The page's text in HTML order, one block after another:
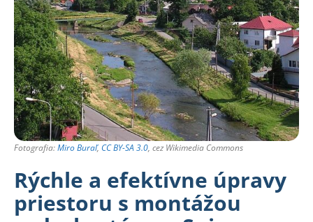
Fotografia:Miro Buraľ, CC BY-SA 3.0, cez Wikimedia Commons
Rýchle a efektívne úpravy
priestoru s montážou